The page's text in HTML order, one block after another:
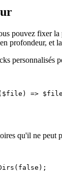
pouvez fixer
profondeur, et
personnalisés
qu'il ne